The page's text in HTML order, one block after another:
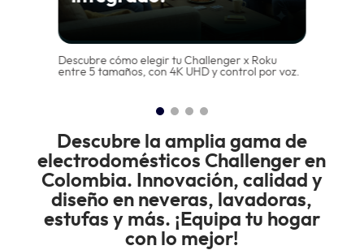
Descubre cómo elegir tu Challenger x Roku
entre 5 tamaños, con 4K UHD y control por voz.
Descubre la amplia gama de
electrodomésticos Challenger en
Colombia. Innovación, calidad y
diseño en neveras, lavadoras,
estufas y más. ¡Equipa tu hogar
con lo mejor!